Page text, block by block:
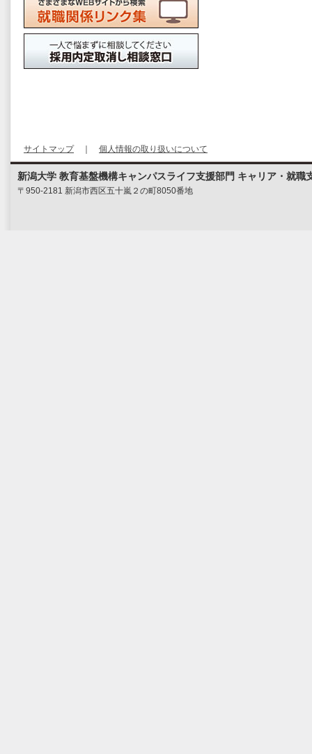
サイトマップ｜ 個人情報の取り扱いについて
新潟大学 教育基盤機構キャンパスライフ支援部門 キャリア・就職
〒950-2181 新潟市西区五十嵐２の町8050番地